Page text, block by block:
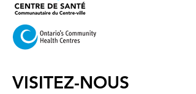
VISITEZ-NOUS